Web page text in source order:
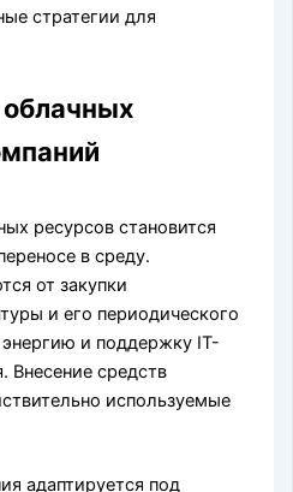
стратегии для
ресурсов становится
в среду.
от закупки
и его периодического
и поддержку IT-
Внесение средств
используемые
адаптируется под